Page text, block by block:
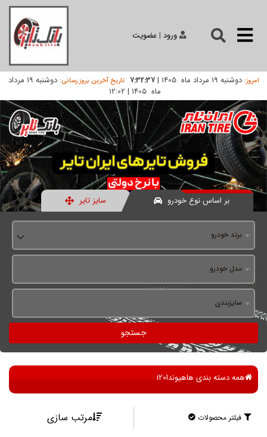
ورود |عضویت
امروز: دوشنبه 19 مرداد ماه 1405 |
7:32:37 تاریخ آخرین بروز رسانی:
دوشنبه 19 مرداد
ماه 1405
|
12:02
بر اساس نوع خودرو سایز تایر
برند خودرو
مدل خودرو
سایزبندی
جستجو
همه دسته بندی هاهیونداi20
فیلتر محصولات مرتب سازی